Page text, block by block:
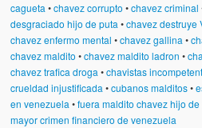
cagueta •chavez corrupto •chavez criminal
desgraciado hijo de puta •chavez destruye
chavez enfermo mental •chavez gallina •
chavez maldito •chavez maldito ladron •
chavez trafica droga •chavistas
crueldad injustificada •cubanos malditos•
en venezuela •fuera maldito chavez hijo de
mayor crimen financiero de venezuela